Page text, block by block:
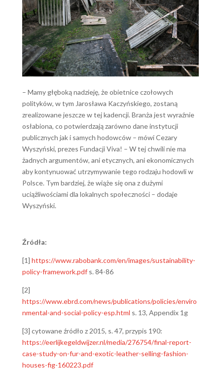
– Mamy głęboką nadzieję, że obietnice czołowych
polityków, w tym Jarosława Kaczyńskiego, zostaną
zrealizowane jeszcze w tej kadencji. Branża jest wyraźnie
osłabiona, co potwierdzają zarówno dane instytucji
publicznych jak i samych hodowców – mówi Cezary
Wyszyński, prezes Fundacji Viva! – W tej chwili nie ma
żadnych argumentów, ani etycznych, ani ekonomicznych
aby kontynuować utrzymywanie tego rodzaju hodowli w
Polsce. Tym bardziej, że wiąże się ona z dużymi
uciążliwościami dla lokalnych społeczności – dodaje
Wyszyński.
Źródła:
[1] https://www.rabobank.com/en/images/sustainability-
policy-framework.pdfs. 84-86
[2]
https://www.ebrd.com/news/publications/policies/enviro
nmental-and-social-policy-esp.html s. 13, Appendix 1g
[3] cytowane źródło z 2015, s. 47, przypis 190:
https://eerlijkegeldwijzer.nl/media/276754/final-report-
case-study-on-fur-and-exotic-leather-selling-fashion-
houses-fig-160223.pdf